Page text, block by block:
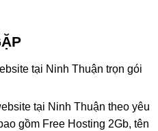
tại Ninh Thuận trọn gói
tại Ninh Thuận theo yêu
gồm Free Hosting 2Gb, tên